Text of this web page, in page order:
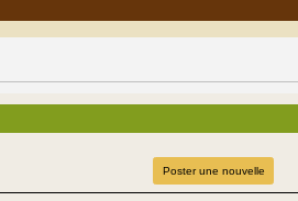
Poster une nouvelle